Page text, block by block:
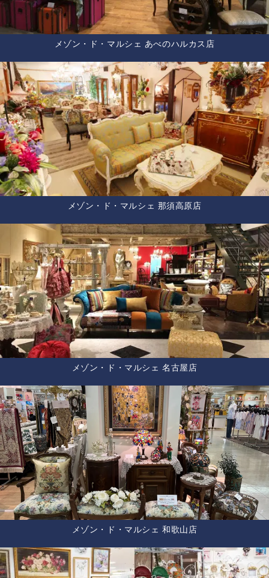
メゾン・ド・マルシェ あべのハルカス店
メゾン・ド・マルシェ 那須高原店
メゾン・ド・マルシェ 名古屋店
メゾン・ド・マルシェ 和歌山店